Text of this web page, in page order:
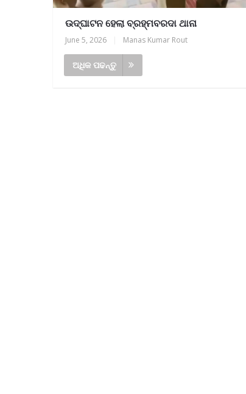
ଉଦ୍ଘାଟନ ହେଲା ବ୍ରହ୍ମବରଦା ଥାନା
June 5, 2026 Manas Kumar Rout
ଅଧିକ ପଢନ୍ତୁ